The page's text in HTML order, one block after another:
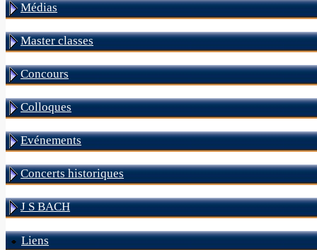
Médias
Master classes
Concours
Colloques
Evénements
Concerts historiques
J S BACH
Liens